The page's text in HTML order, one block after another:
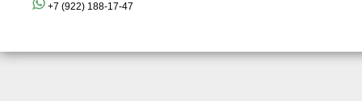
+7 (922) 188-17-47